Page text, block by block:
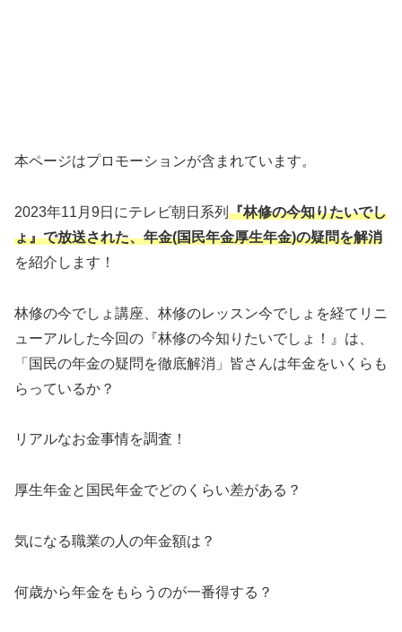
本ページはプロモーションが含まれています。
2023年11月9日にテレビ朝日系列 『林修の今知りたいでし
ょ』で放送された、年金(国民年金厚生年金)の疑問を解消
を紹介します！
林修の今でしょ講座、林修のレッスン今でしょを経てリニ
ューアルした今回の『林修の今知りたいでしょ！』は、
「国民の年金の疑問を徹底解消」皆さんは年金をいくらも
らっているか？
リアルなお金事情を調査！
厚生年金と国民年金でどのくらい差がある？
気になる職業の人の年金額は？
何歳から年金をもらうのが一番得する？